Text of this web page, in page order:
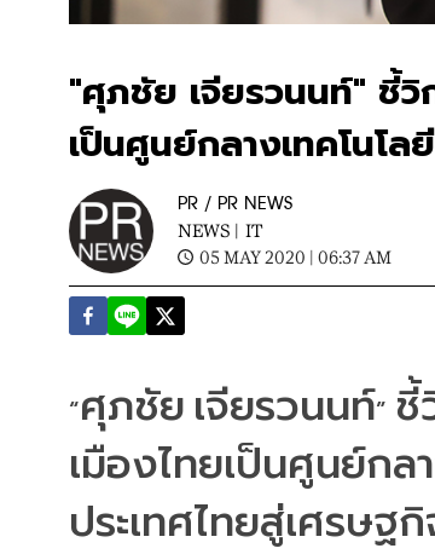
"ศุภชัย เจียรวนนท์" ชี้วิ
เป็นศูนย์กลางเทคโนโล
PR / PR NEWS
NEWS | IT
05 MAY 2020 | 06:37 AM
“ศุภชัยเจียรวนนท์” ชี้
เมืองไทยเป็นศูนย์กล
ประเทศไทยสู่เศรษฐ